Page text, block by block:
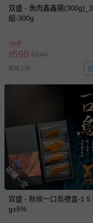
其他常見問題：
區，可能會無法配送
亦保留出貨與否的權
費用，可能會另需加
已出貨通知之訊息為
如您收到商品，請依
情形，您可申請更換
若您對於會員帳號、
式、折價券與購物金
問，你可詳見：
媽咪
預購商品：預購為海
助取消退款事宜。
商品如因「價格、組
會主動以簡訊及mail
双盛 - 魚肉鑫鑫腸
組-300g
92折
$599 $649
最新上架
搶購一空
双盛 - 秋收一口烏禮盒-1 5
g±5%